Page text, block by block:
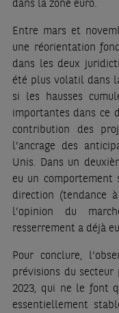
dans la zone euro.
Entre mars et
une réorientation
dans les deux
été plus volatil dans
si les hausses
importantes dans ce
contribution des
l’ancrage des
Unis. Dans un
eu un
direction (tendance
l’opinion du
resserrement a déjà
Pour conclure,
prévisions du
2023, qui ne le font
essentiellement